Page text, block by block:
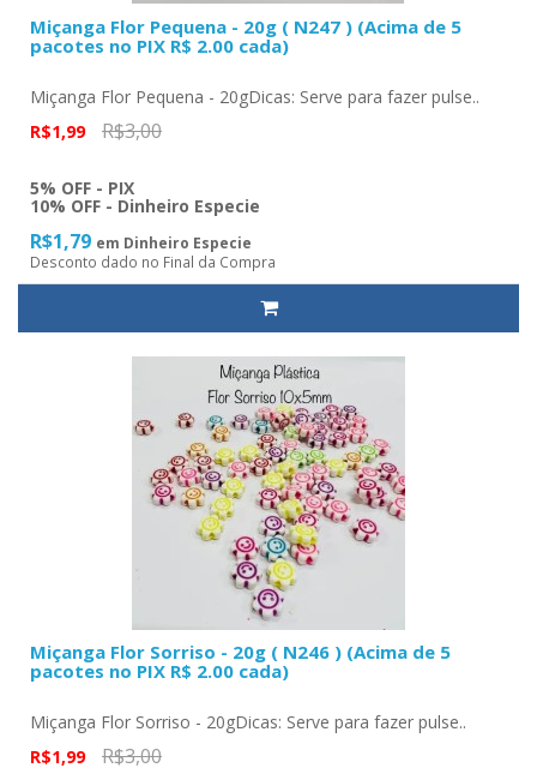
Miçanga Flor Pequena - 20g ( N247 ) (Acima de 5
pacotes no PIX R$ 2.00 cada)
Miçanga Flor Pequena - 20gDicas: Serve para fazer pulse..
R$1,99
R$3,00
5% OFF - PIX
10% OFF - Dinheiro Especie
R$1,79 em Dinheiro Especie
Desconto dado no Final da Compra
Miçanga Flor Sorriso - 20g ( N246 ) (Acima de 5
pacotes no PIX R$ 2.00 cada)
Miçanga Flor Sorriso - 20gDicas: Serve para fazer pulse..
R$1,99
R$3,00